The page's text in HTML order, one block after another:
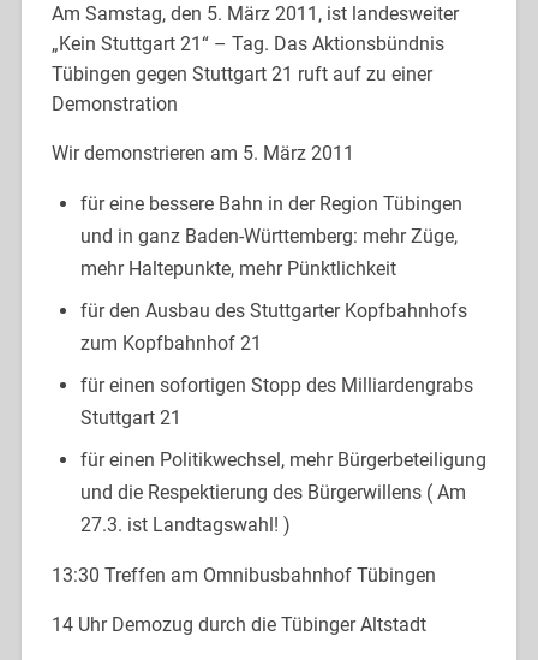
Am Samstag, den 5. März 2011, ist landesweiter
„Kein Stuttgart 21“ – Tag. Das Aktionsbündnis
Tübingen gegen Stuttgart 21 ruft auf zu einer
Demonstration
Wir demonstrieren am 5. März 2011
für eine bessere Bahn in der Region Tübingen
und in ganz Baden-Württemberg: mehr Züge,
mehr Haltepunkte, mehr Pünktlichkeit
für den Ausbau des Stuttgarter Kopfbahnhofs
zum Kopfbahnhof 21
für einen sofortigen Stopp des Milliardengrabs
Stuttgart 21
für einen Politikwechsel, mehr Bürgerbeteiligung
und die Respektierung des Bürgerwillens ( Am
27.3. ist Landtagswahl! )
13:30 Treffen am Omnibusbahnhof Tübingen
14 Uhr Demozug durch die Tübinger Altstadt